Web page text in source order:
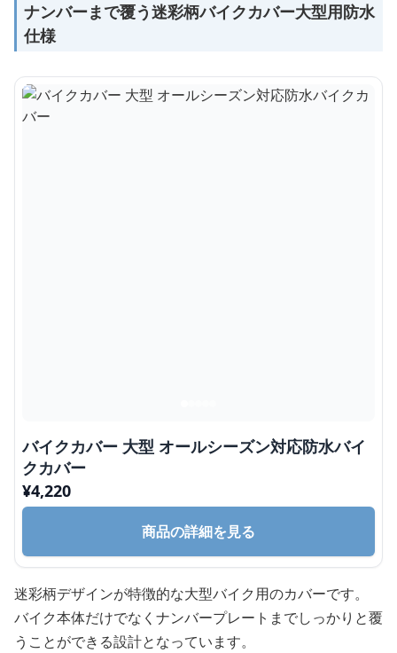
ナンバーまで覆う迷彩柄バイクカバー大型用防水
仕様
バイクカバー 大型 オールシーズン対応防水バイ
クカバー
¥4,220
商品の詳細を見る
迷彩柄デザインが特徴的な大型バイク用のカバーです。
バイク本体だけでなくナンバープレートまでしっかりと覆
うことができる設計となっています。